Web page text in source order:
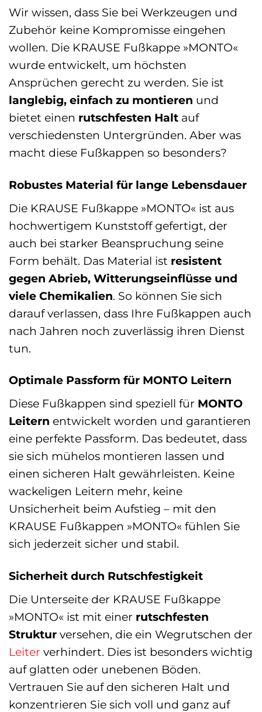
Wir wissen, dass Sie bei Werkzeugen und
Zubehör keine Kompromisse eingehen
wollen. Die KRAUSE Fußkappe »MONTO«
wurde entwickelt, um höchsten
Ansprüchen gerecht zu werden. Sie ist
langlebig, einfach zu montieren und
bietet einen rutschfesten Halt auf
verschiedensten Untergründen. Aber was
macht diese Fußkappen so besonders?
Robustes Material für lange Lebensdauer
Die KRAUSE Fußkappe »MONTO« ist aus
hochwertigem Kunststoff gefertigt, der
auch bei starker Beanspruchung seine
Form behält. Das Material ist resistent
gegen Abrieb, Witterungseinflüsse und
viele Chemikalien. So können Sie sich
darauf verlassen, dass Ihre Fußkappen auch
nach Jahren noch zuverlässig ihren Dienst
tun.
Optimale Passform für MONTO Leitern
Diese Fußkappen sind speziell für MONTO
Leitern entwickelt worden und garantieren
eine perfekte Passform. Das bedeutet, dass
sie sich mühelos montieren lassen und
einen sicheren Halt gewährleisten. Keine
wackeligen Leitern mehr, keine
Unsicherheit beim Aufstieg – mit den
KRAUSE Fußkappen »MONTO« fühlen Sie
sich jederzeit sicher und stabil.
Sicherheit durch Rutschfestigkeit
Die Unterseite der KRAUSE Fußkappe
»MONTO« ist mit einer rutschfesten
Struktur versehen, die ein Wegrutschen der
Leiter verhindert. Dies ist besonders wichtig
auf glatten oder unebenen Böden.
Vertrauen Sie auf den sicheren Halt und
konzentrieren Sie sich voll und ganz auf